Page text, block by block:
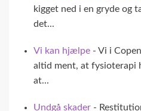
kigget ned i en gryde og
det...
Vi kan hjælpe - Vi i
altid ment, at fysioterapi
at...
Undgå skader -